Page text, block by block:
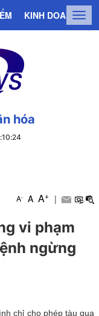
KINH DOANH
hóa
:10:25
A- A A+ |
vi phạm
ngừng
chỉ cho phép tàu qua